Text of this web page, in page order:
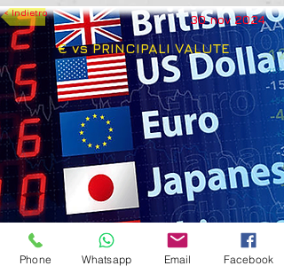
< Indietro 30 nov 2024
< Precedente Successivo >
€ vs PRINCIPALI VALUTE
Phone Whatsapp Email Facebook